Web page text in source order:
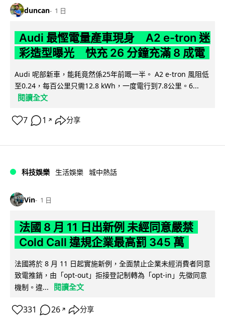
duncan 1 日
Audi 最慳電量產車現身 A2 e-tron 迷
彩造型曝光 快充 26 分鐘充滿 8 成電
Audi 呢部新車，能耗竟然係25年前嘅一半。 A2 e-tron 風阻低
至0.24，每百公里只需12.8 kWh，一度電行到7.8公里。6...
閱讀全文
7 1 ↗ 分享
科技娛樂 生活娛樂 城中熱話
Vin 1 日
法國 8 月 11 日出新例 未經同意嚴禁
Cold Call 違規企業最高罰 345 萬
法國將於 8 月 11 日起實施新例，全面禁止企業未經消費者同意
致電推銷，由「opt-out」拒接登記制轉為「opt-in」先徵同意
機制。違...
閱讀全文
331 26 ↗ 分享